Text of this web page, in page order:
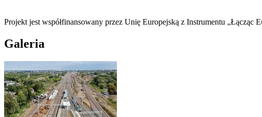
Projekt jest współfinansowany przez Unię Europejską z Instrumentu „Łącząc
Galeria